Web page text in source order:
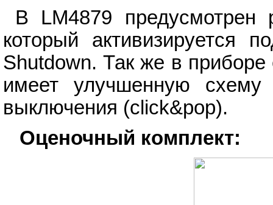
В LM4879 предусмотрен
который активизируется
Shutdown. Так же в приборе
имеет улучшенную
выключения (click&pop).
Оценочный комплект: